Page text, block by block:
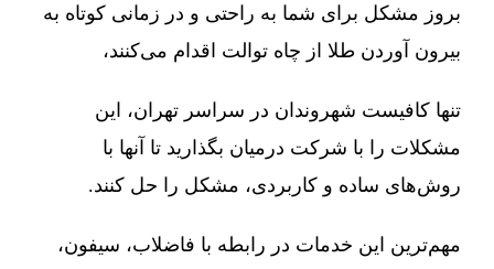
بروز مشکل برای شما به راحتی و در زمانی کوتاه به
بیرون آوردن طلا از چاه توالت اقدام می‌کنند،
تنها کافیست شهروندان در سراسر تهران، این
مشکلات را با شرکت درمیان بگذارید تا آنها با
روش‌های ساده و کاربردی، مشکل را حل کنند.
مهم‌ترین این خدمات در رابطه با فاضلاب، سیفون،